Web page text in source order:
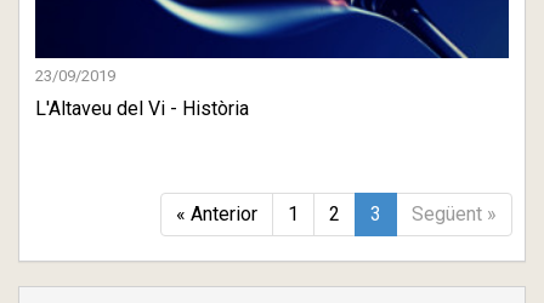
23/09/2019
L'Altaveu del Vi - Història
« Anterior 1 2 3 Següent »